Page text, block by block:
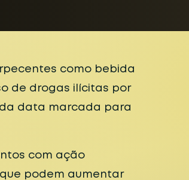
como bebida
de drogas ilícitas por
data marcada para
com ação
podem aumentar